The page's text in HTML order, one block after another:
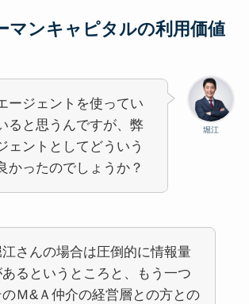
マンキャピタルの利用価値
堀江
ージェントを使ってい
ると思うんですが、弊
ェントとしてどういう
かったのでしょうか？
さんの場合は圧倒的に情報量
あるというところと、もう一つ
のＭ&Ａ仲介の経営層との方との